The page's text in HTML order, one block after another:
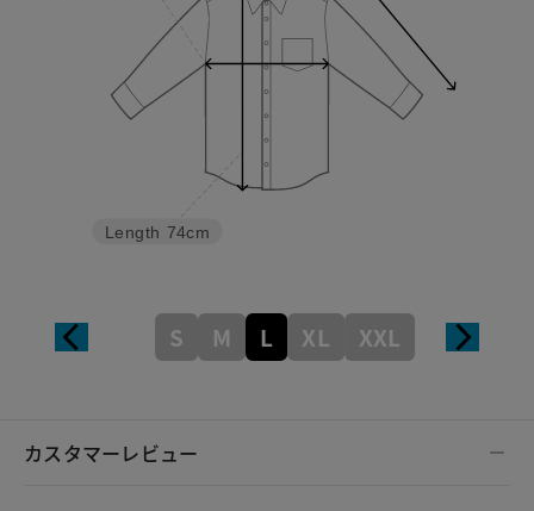
Length 74cm
S M L XL XXL
カスタマーレビュー